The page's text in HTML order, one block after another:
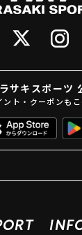
サキスポーツ
ント・クーポンもこ